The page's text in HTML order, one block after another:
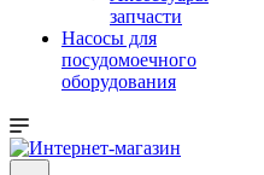
запчасти
Насосы для
посудомоечного
оборудования